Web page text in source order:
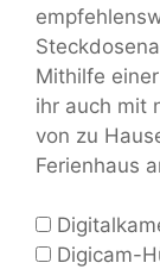
Mithilfe
ihr auch mit
von zu
Ferienhaus
Digicam-